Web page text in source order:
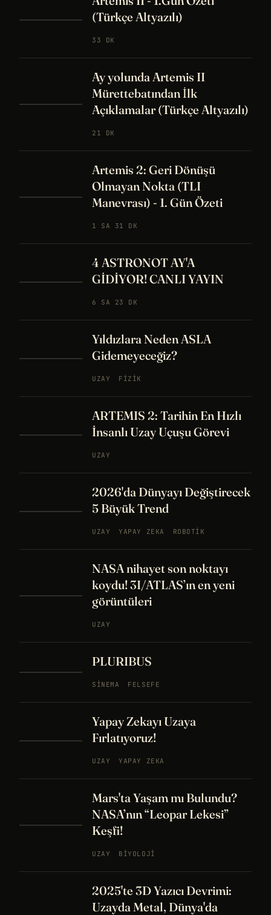
(Türkçe Altyazılı)
33 DK
Ay yolunda Artemis II
Mürettebatından İlk
Açıklamalar (Türkçe Altyazılı)
21 DK
Artemis 2: Geri Dönüşü
Olmayan Nokta (TLI
Manevrası) - 1. Gün Özeti
1 SA 31 DK
4 ASTRONOT AY'A
GİDİYOR! CANLI YAYIN
6 SA 23 DK
Yıldızlara Neden ASLA
Gidemeyeceğiz?
UZAY FIZIK
ARTEMIS 2: Tarihin En Hızlı
İnsanlı Uzay Uçuşu Görevi
UZAY
2026'da Dünyayı Değiştirecek
5 Büyük Trend
UZAY YAPAY ZEKA ROBOTIK
NASA nihayet son noktayı
koydu! 3I/ATLAS’ın en yeni
görüntüleri
UZAY
PLURIBUS
SINEMA FELSEFE
Yapay Zekayı Uzaya
Fırlatıyoruz!
UZAY YAPAY ZEKA
Mars'ta Yaşam mı Bulundu?
NASA’nın “Leopar Lekesi”
Keşfi!
UZAY BIYOLOJI
2025'te 3D Yazıcı Devrimi:
Uzayda Metal, Dünya'da